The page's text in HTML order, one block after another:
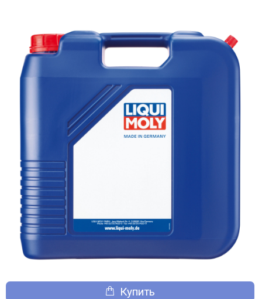
Купить